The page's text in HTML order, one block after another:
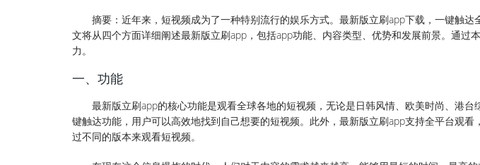
摘要：近年来，短视频成为了一种特别流行的娱乐方式。最新版立刷app下载，一键触
文将从四个方面详细阐述最新版立刷app，包括app功能、内容类型、优势和发展前景。通过
力。
一、功能
最新版立刷app的核心功能是观看全球各地的短视频，无论是日韩风情、欧美时尚、港
键触达功能，用户可以高效地找到自己想要的短视频。此外，最新版立刷app支持全平台观
过不同的版本来观看短视频。